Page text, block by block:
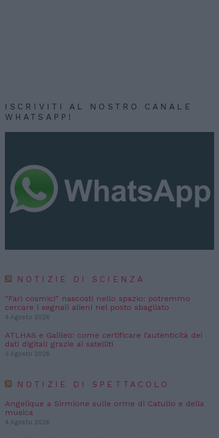
ISCRIVITI AL NOSTRO CANALE
WHATSAPP!
NOTIZIE DI SCIENZA
“Fari cosmici” nascosti nello spazio: potremmo
cercare i segnali alieni nel posto sbagliato
4 Agosto 2026
ATLHAS e Galileo: come certificare l’autenticità dei
dati digitali grazie ai satelliti
3 Agosto 2026
NOTIZIE DI SPETTACOLO
Angelique a Sirmione sulle orme di Catullo e della
musica
4 Agosto 2026